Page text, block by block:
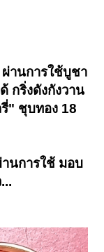
ผ่านการใช้บูชา
กริ่งดังกังวาน
" ชุบทอง 18
นการใช้ มอบ